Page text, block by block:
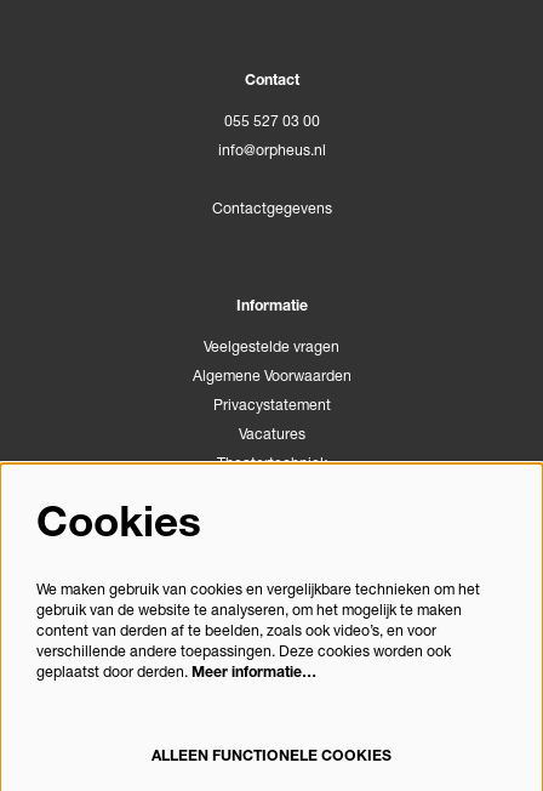
Contact
055 527 03 00
info@orpheus.nl
Contactgegevens
Informatie
Veelgestelde vragen
Algemene Voorwaarden
Privacystatement
Vacatures
Theatertechniek
Congrescentrum Orpheus
Volg ons
Meld je aan voor de nieuwsbrief
Cookies
We maken gebruik van cookies en vergelijkbare technieken om het
gebruik van de website te analyseren, om het mogelijk te maken
content van derden af te beelden, zoals ook video’s, en voor
verschillende andere toepassingen. Deze cookies worden ook
geplaatst door derden. Meer informatie…
ALLEEN FUNCTIONELE COOKIES